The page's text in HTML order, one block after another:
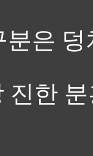
분은
진한